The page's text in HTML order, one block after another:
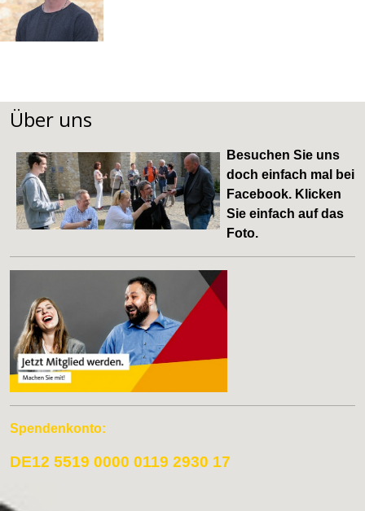
Über uns
Besuchen Sie uns
doch einfach mal bei
Facebook. Klicken
Sie einfach auf das
Foto.
Spendenkonto:
DE12 5519 0000 0119 2930 17